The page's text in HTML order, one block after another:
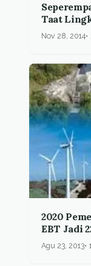
Taat
Nov 28, 2014
2020
EBT Jadi
Agu 23, 2013